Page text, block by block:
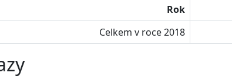
Rok
Celkem v roce 2018